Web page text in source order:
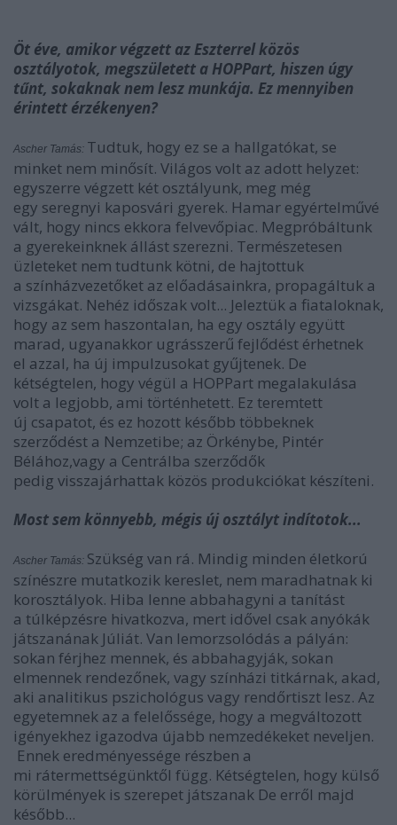
Öt éve, amikor végzett az Eszterrel közös
osztályotok, megszületett a HOPPart, hiszen úgy
tűnt, sokaknak nem lesz munkája. Ez mennyiben
érintett érzékenyen?
Ascher Tamás: Tudtuk, hogy ez se a hallgatókat, se
minket nem minősít. Világos volt az adott helyzet:
egyszerre végzett két osztályunk, meg még
egy seregnyi kaposvári gyerek. Hamar egyértelművé
vált, hogy nincs ekkora felvevőpiac. Megpróbáltunk
a gyerekeinknek állást szerezni. Természetesen
üzleteket nem tudtunk kötni, de hajtottuk
a színházvezetőket az előadásainkra, propagáltuk a
vizsgákat. Nehéz időszak volt... Jeleztük a fiataloknak,
hogy az sem haszontalan, ha egy osztály együtt
marad, ugyanakkor ugrásszerű fejlődést érhetnek
el azzal, ha új impulzusokat gyűjtenek. De
kétségtelen, hogy végül a HOPPart megalakulása
volt a legjobb, ami történhetett. Ez teremtett
új csapatot, és ez hozott később többeknek
szerződést a Nemzetibe; az Örkénybe, Pintér
Bélához,vagy a Centrálba szerződők
pedig visszajárhattak közös produkciókat készíteni.
Most sem könnyebb, mégis új osztályt indítotok...
Ascher Tamás: Szükség van rá. Mindig minden életkorú
színészre mutatkozik kereslet, nem maradhatnak ki
korosztályok. Hiba lenne abbahagyni a tanítást
a túlképzésre hivatkozva, mert idővel csak anyókák
játszanának Júliát. Van lemorzsolódás a pályán:
sokan férjhez mennek, és abbahagyják, sokan
elmennek rendezőnek, vagy színházi titkárnak, akad,
aki analitikus pszichológus vagy rendőrtiszt lesz. Az
egyetemnek az a felelőssége, hogy a megváltozott
igényekhez igazodva újabb nemzedékeket neveljen.
Ennek eredményessége részben a
mi rátermettségünktől függ. Kétségtelen, hogy külső
körülmények is szerepet játszanak De erről majd
később...